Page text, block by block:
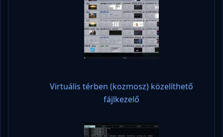
Virtuális térben (kozmosz) közelíthető
fájlkezelő